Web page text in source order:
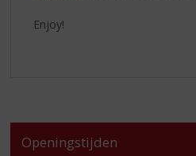
Enjoy!
Openingstijden